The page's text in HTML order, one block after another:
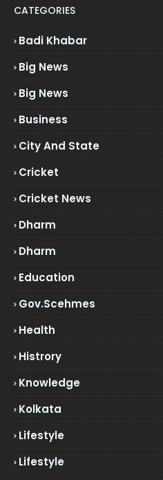
CATEGORIES
Badi Khabar
Big News
Big News
Business
City And State
Cricket
Cricket News
Dharm
Dharm
Education
Gov.scehmes
Health
Histrory
Knowledge
Kolkata
Lifestyle
Lifestyle